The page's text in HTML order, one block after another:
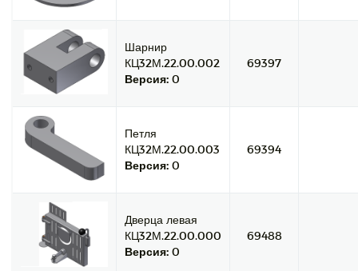
Шарнир
КЦ32М.22.00.002
Версия: 0
69397
Петля
КЦ32М.22.00.003
Версия: 0
69394
Дверца левая
КЦ32М.22.00.000
Версия: 0
69488